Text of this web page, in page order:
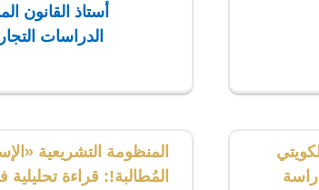
أستاذ القانون
الدراسات
المنظومة التشريعية
المُطالبة!: قراءة